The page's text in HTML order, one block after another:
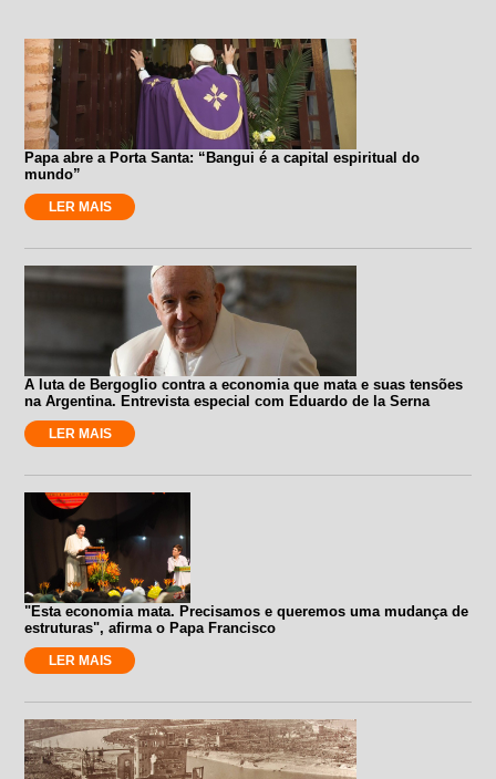
Papa abre a Porta Santa: “Bangui é a capital espiritual do
mundo”
LER MAIS
A luta de Bergoglio contra a economia que mata e suas tensões
na Argentina. Entrevista especial com Eduardo de la Serna
LER MAIS
"Esta economia mata. Precisamos e queremos uma mudança de
estruturas", afirma o Papa Francisco
LER MAIS